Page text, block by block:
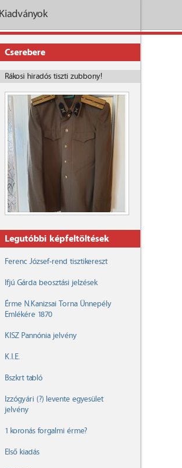
Kiadványok
Cserebere
Rákosi hiradós tiszti zubbony!
Legutóbbi képfeltöltések
Ferenc József-rend tisztikereszt
Ifjú Gárda beosztási jelzések
Érme N.Kanizsai Torna Ünnepély
Emlékére 1870
KISZ Pannónia jelvény
K.I.E.
Bszkrt tabló
Izzógyári (?) levente egyesület
jelvény
1 koronás forgalmi érme?
Első kiadás